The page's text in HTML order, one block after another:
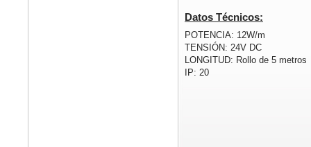
Datos Técnicos:
POTENCIA: 12W/m
TENSIÓN: 24V DC
LONGITUD: Rollo de 5 metros
IP: 20